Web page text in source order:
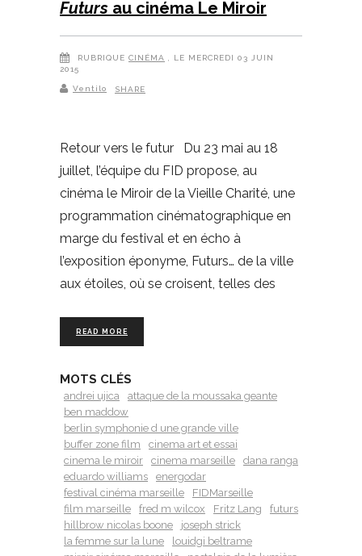
Futurs au cinéma Le Miroir
RUBRIQUE CINÉMA , LE MERCREDI 03 JUIN
2015
Ventilo SHARE
Retour vers le futur Du 23 mai au 18
juillet, l’équipe du FID propose, au
cinéma le Miroir de la Vieille Charité, une
programmation cinématographique en
marge du festival et en écho à
l’exposition éponyme, Futurs… de la ville
aux étoiles, où se croisent, telles des
READ MORE
MOTS CLÉS
andrei ujica
attaque de la moussaka geante
ben maddow
berlin symphonie d une grande ville
buffer zone film
cinema art et essai
cinema le miroir
cinema marseille
dana ranga
eduardo williams
energodar
festival cinéma marseille
FIDMarseille
film marseille
fred m wilcox Fritz Lang
futurs
hillbrow nicolas boone
joseph strick
la femme sur la lune
louidgi beltrame